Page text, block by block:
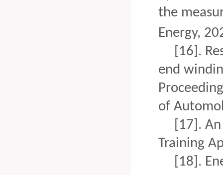
the
Energy,
[16].
end
of
[17].
Training
[18].